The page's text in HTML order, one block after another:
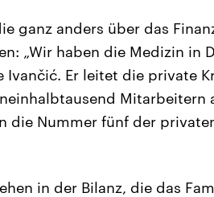
ganz anders über das
„Wir haben die Medizin in
Ivančić. Er leitet die private
Mitarbeitern
die Nummer fünf der
in der Bilanz, die das